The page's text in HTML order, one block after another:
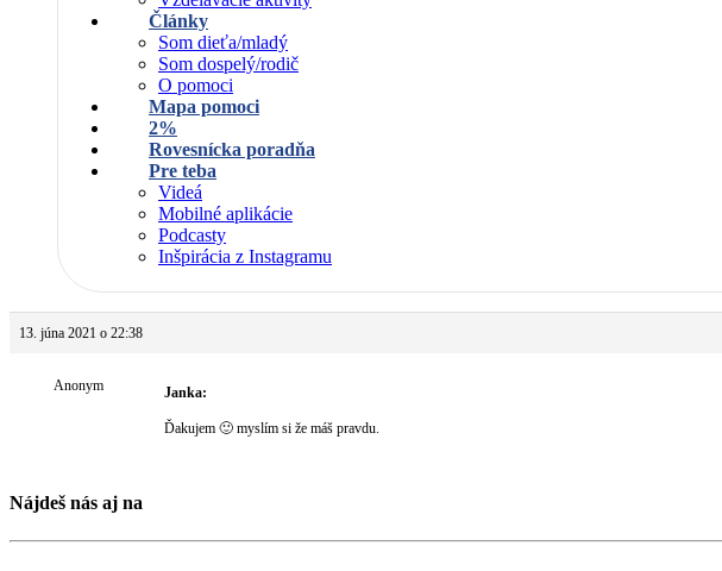
Články
Som dieťa/mladý
Som dospelý/rodič
O pomoci
Mapa pomoci
2%
Rovesnícka poradňa
Pre teba
Videá
Mobilné aplikácie
Podcasty
Inšpirácia z Instagramu
13. júna 2021 o 22:38
Anonym Janka:
Ďakujem 🙂 myslím si že máš pravdu.
Nájdeš nás aj na